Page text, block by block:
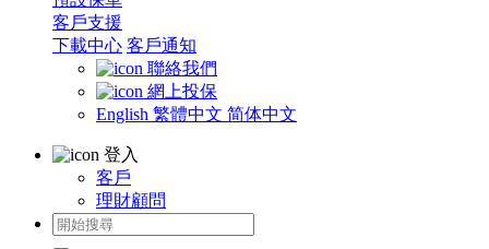
客戶支援
下載中心 客戶通知
聯絡我們
網上投保
English 繁體中文 简体中文
登入
客戶
理財顧問